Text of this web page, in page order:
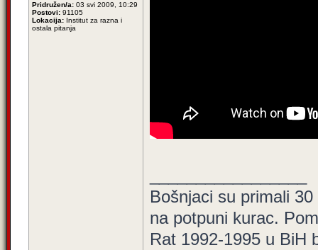
Pridružen/a: 03 svi 2009, 10:29
Postovi: 91105
Lokacija: Institut za razna i
ostala pitanja
Bošnjaci su primali
na potpuni kurac.
Rat 1992-1995 u BiH